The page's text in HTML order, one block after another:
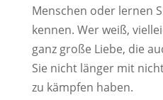
Menschen oder lernen
kennen. Wer weiß,
ganz große Liebe, die
Sie nicht länger mit
zu kämpfen haben.